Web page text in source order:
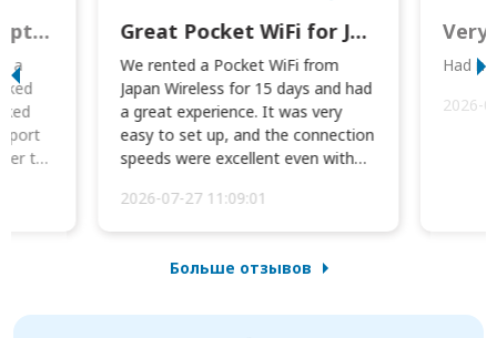
This was wonderful option to a family of four. Everything worked smoothly.
a
to
Great Pocket WiFi for Japan Travel
We rented a Pocket WiFi from
Japan Wireless for 15 days and had
a great experience. It was very
easy to set up, and the connection
speeds were excellent even with
2026-07-27 11:09:01
Very
Had
2026-
Больше отзывов